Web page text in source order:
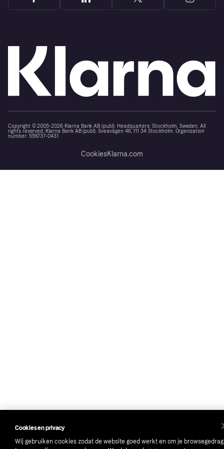
Copyright © 2005-2026 Klarna Bank AB (publ). Headquarters: Stockholm, Sweden. All
rights reserved. Klarna Bank AB (publ). Sveavägen 46, 111 34 Stockholm. Organization
number: 556737-0431
CookiesKlarna.com
Cookies en privacy
Wij gebruiken cookies zodat de website goed werkt en om je browsegedrag